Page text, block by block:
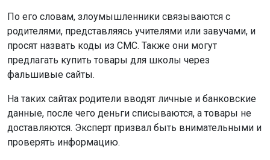
По его словам, злоумышленники связываются с
родителями, представляясь учителями или завучами, и
просят назвать коды из СМС. Также они могут
предлагать купить товары для школы через
фальшивые сайты.
На таких сайтах родители вводят личные и банковские
данные, после чего деньги списываются, а товары не
доставляются. Эксперт призвал быть внимательными и
проверять информацию.